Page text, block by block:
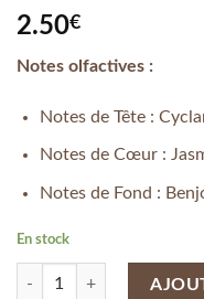
2.50€
Notes olfactives :
Notes de Tête :
Notes de Cœur :
Notes de Fond :
En stock
quantité de Musc Pearl 5ml